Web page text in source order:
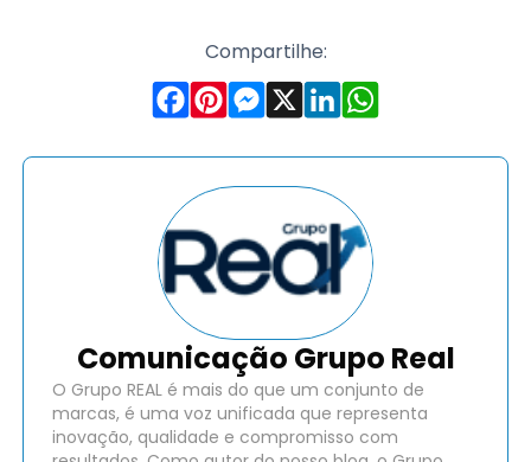
Compartilhe:
Comunicação Grupo Real
O Grupo REAL é mais do que um conjunto de
marcas, é uma voz unificada que representa
inovação, qualidade e compromisso com